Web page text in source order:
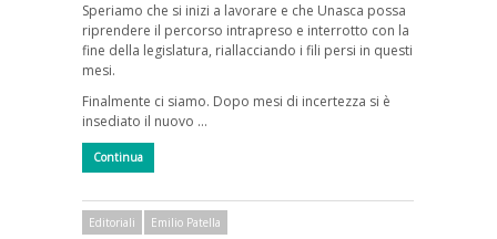
Speriamo che si inizi a lavorare e che Unasca possa
riprendere il percorso intrapreso e interrotto con la
fine della legislatura, riallacciando i fili persi in questi
mesi.
Finalmente ci siamo. Dopo mesi di incertezza si è
insediato il nuovo …
Continua
Editoriali Emilio Patella